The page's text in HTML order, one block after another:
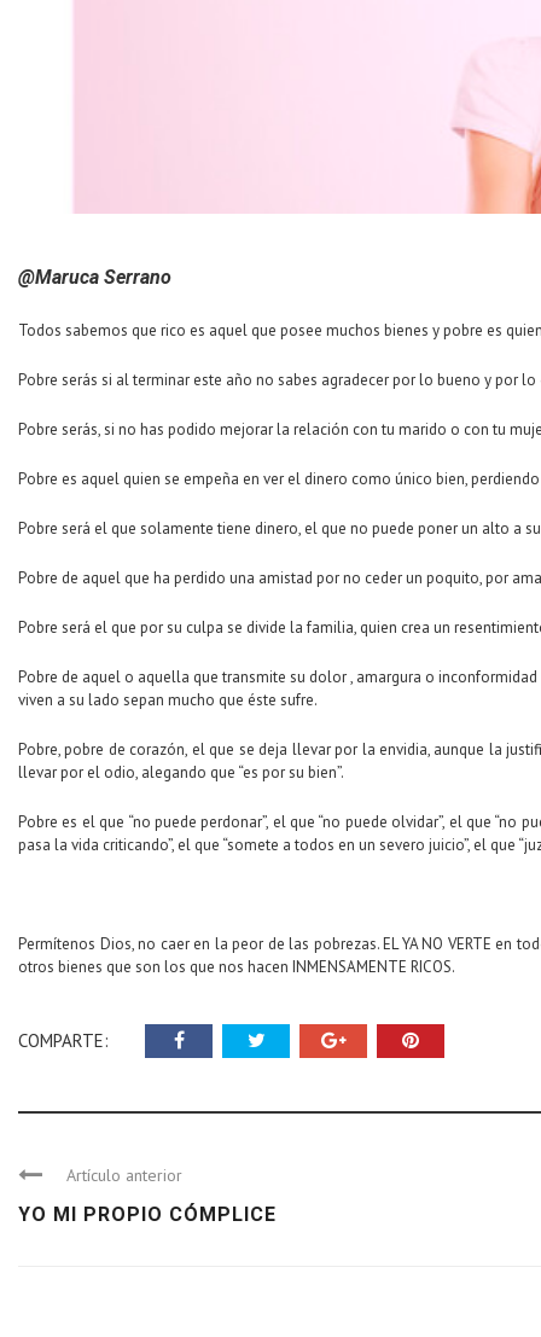
@Maruca Serrano
Todos sabemos que rico es aquel que posee muchos bienes y pobre es
Pobre serás si al terminar este año no sabes agradecer por lo bueno y por
Pobre serás, si no has podido mejorar la relación con tu marido o con tu
Pobre es aquel quien se empeña en ver el dinero como único bien,
Pobre será el que solamente tiene dinero, el que no puede poner un alto a
Pobre de aquel que ha perdido una amistad por no ceder un poquito, por
Pobre será el que por su culpa se divide la familia, quien crea un
Pobre de aquel o aquella que transmite su dolor , amargura o
viven a su lado sepan mucho que éste sufre.
Pobre, pobre de corazón, el que se deja llevar por la envidia, aunque la
llevar por el odio, alegando que “es por su bien”.
Pobre es el que “no puede perdonar”, el que “no puede olvidar”, el que “no
pasa la vida criticando”, el que “somete a todos en un severo juicio”, el que
Permítenos Dios, no caer en la peor de las pobrezas. EL YA NO VERTE
otros bienes que son los que nos hacen INMENSAMENTE RICOS.
COMPARTE:
Artículo anterior
YO MI PROPIO CÓMPLICE